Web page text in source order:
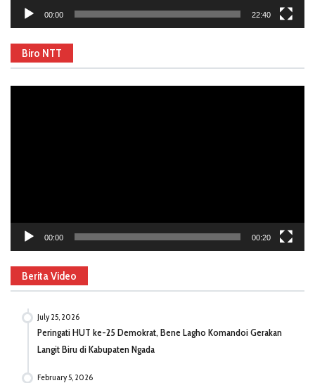
00:00 22:40
Biro NTT
00:00 00:20
Berita Video
July 25, 2026
Peringati HUT ke-25 Demokrat, Bene Lagho Komandoi Gerakan
Langit Biru di Kabupaten Ngada
February 5, 2026